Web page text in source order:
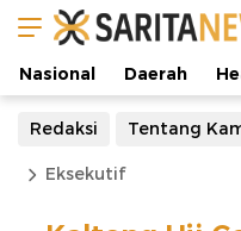
Nasional Daerah
Redaksi Tentang
Eksekutif